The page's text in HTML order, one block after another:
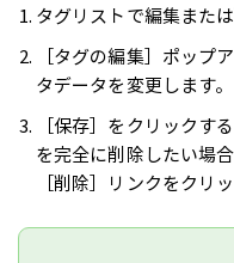
タグリストで編集また
［タグの編集］ポップ
タデータを変更します。
［保存］をクリックす
を完全に削除したい場
［削除］リンクをクリ